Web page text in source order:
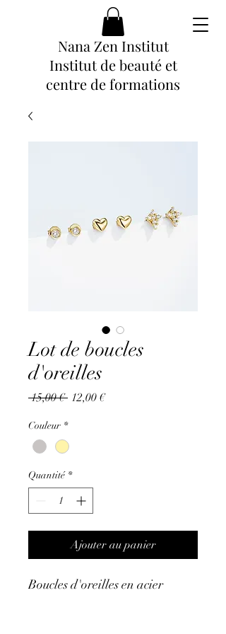
Nana Zen Institut
Institut de beauté et
centre de formations
Lot de boucles
d'oreilles
15,00 € Prix
12,00 €Prix
Couleur *
Quantité *
Ajouter au panier
Boucles d'oreilles en acier